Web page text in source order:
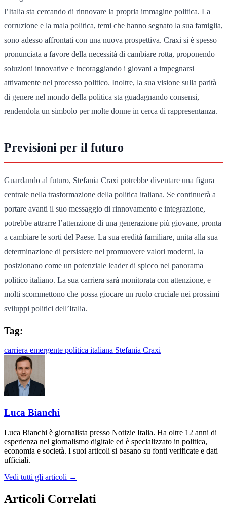
l’Italia sta cercando di rinnovare la propria immagine politica. La
corruzione e la mala politica, temi che hanno segnato la sua famiglia,
sono adesso affrontati con una nuova prospettiva. Craxi si è spesso
pronunciata a favore della necessità di cambiare rotta, proponendo
soluzioni innovative e incoraggiando i giovani a impegnarsi
attivamente nel processo politico. Inoltre, la sua visione sulla parità
di genere nel mondo della politica sta guadagnando consensi,
rendendola un simbolo per molte donne in cerca di rappresentanza.
Previsioni per il futuro
Guardando al futuro, Stefania Craxi potrebbe diventare una figura
centrale nella trasformazione della politica italiana. Se continuerà a
portare avanti il suo messaggio di rinnovamento e integrazione,
potrebbe attrarre l’attenzione di una generazione più giovane, pronta
a cambiare le sorti del Paese. La sua eredità familiare, unita alla sua
determinazione di persistere nel promuovere valori moderni, la
posizionano come un potenziale leader di spicco nel panorama
politico italiano. La sua carriera sarà monitorata con attenzione, e
molti scommettono che possa giocare un ruolo cruciale nei prossimi
sviluppi politici dell’Italia.
Tag:
carriera emergente politica italiana Stefania Craxi
Luca Bianchi
Luca Bianchi è giornalista presso Notizie Italia. Ha oltre 12 anni di
esperienza nel giornalismo digitale ed è specializzato in politica,
economia e società. I suoi articoli si basano su fonti verificate e dati
ufficiali.
Vedi tutti gli articoli →
Articoli Correlati